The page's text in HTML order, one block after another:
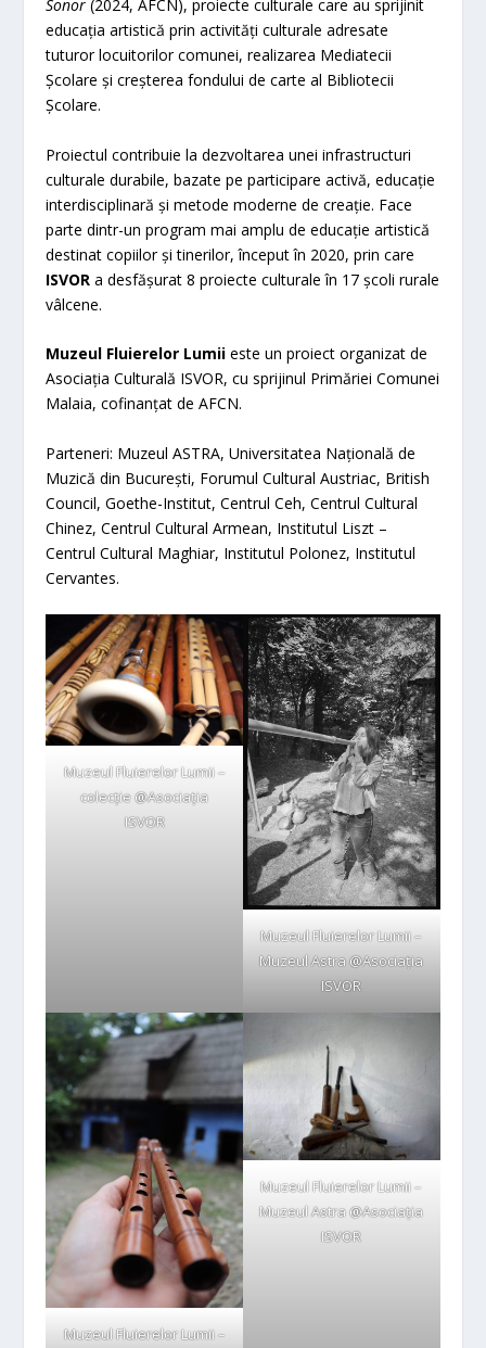
Sonor (2024, AFCN), proiecte culturale care au sprijinit
educația artistică prin activități culturale adresate
tuturor locuitorilor comunei, realizarea Mediatecii
Școlare și creșterea fondului de carte al Bibliotecii
Școlare.
Proiectul contribuie la dezvoltarea unei infrastructuri
culturale durabile, bazate pe participare activă, educație
interdisciplinară și metode moderne de creație. Face
parte dintr-un program mai amplu de educație artistică
destinat copiilor și tinerilor, început în 2020, prin care
ISVOR a desfășurat 8 proiecte culturale în 17 școli rurale
vâlcene.
Muzeul Fluierelor Lumiieste un proiect organizat de
Asociația Culturală ISVOR, cu sprijinul Primăriei Comunei
Malaia, cofinanțat de AFCN.
Parteneri: Muzeul ASTRA, Universitatea Națională de
Muzică din București, Forumul Cultural Austriac, British
Council, Goethe-Institut, Centrul Ceh, Centrul Cultural
Chinez, Centrul Cultural Armean, Institutul Liszt –
Centrul Cultural Maghiar, Institutul Polonez, Institutul
Cervantes.
Muzeul Fluierelor Lumii –
colecție @Asociația
ISVOR
Muzeul Fluierelor Lumii –
Muzeul Astra @Asociația
ISVOR
Muzeul Fluierelor Lumii –
Muzeul Fluierelor Lumii –
Muzeul Astra @Asociația
ISVOR